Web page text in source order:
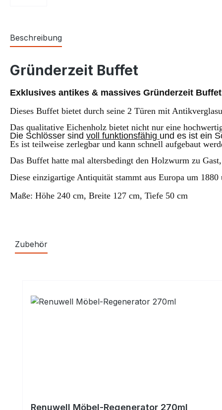
Beschreibung
Gründerzeit Buffet
Exklusives antikes & massives Gründerzeit Buffet
Dieses Buffet bietet durch seine 2 Türen mit
Das qualitative Eichenholz bietet nicht nur eine
Die Schlösser sind voll funktionsfähig und es ist ein
Es ist teilweise zerlegbar und kann schnell aufgebaut
Das Buffet hatte mal altersbedingt den Holzwurm zu Gast,
Diese einzigartige Antiquität stammt aus Europa um 1880
Maße: Höhe 240 cm, Breite 127 cm, Tiefe 50 cm
Zubehör
Renuwell Möbel-Regenerator 270ml